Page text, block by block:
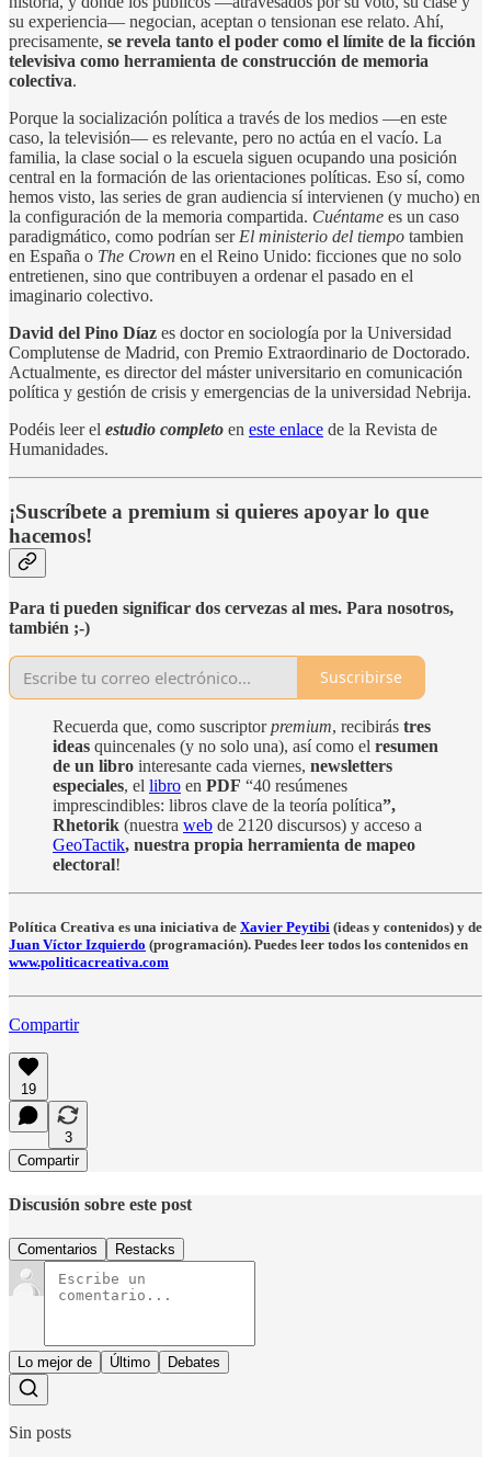
su experiencia— negocian, aceptan o tensionan ese relato. Ahí,
precisamente, se revela tanto el poder como el límite de la ficción
televisiva como herramienta de construcción de memoria
colectiva.
Porque la socialización política a través de los medios —en este
caso, la televisión— es relevante, pero no actúa en el vacío. La
familia, la clase social o la escuela siguen ocupando una posición
central en la formación de las orientaciones políticas. Eso sí, como
hemos visto, las series de gran audiencia sí intervienen (y mucho) en
la configuración de la memoria compartida. Cuéntame es un caso
paradigmático, como podrían ser El ministerio del tiempo tambien
en España o The Crown en el Reino Unido: ficciones que no solo
entretienen, sino que contribuyen a ordenar el pasado en el
imaginario colectivo.
David del Pino Díaz es doctor en sociología por la Universidad
Complutense de Madrid, con Premio Extraordinario de Doctorado.
Actualmente, es director del máster universitario en comunicación
política y gestión de crisis y emergencias de la universidad Nebrija.
Podéis leer el estudio completo en este enlace de la Revista de
Humanidades.
¡Suscríbete a premium si quieres apoyar lo que
hacemos!
Para ti pueden significar dos cervezas al mes. Para nosotros,
también ;-)
Suscribirse
Recuerda que, como suscriptorpremium, recibirás tres
ideas quincenales (y no solo una), así como el resumen
de un libro interesante cada viernes, newsletters
especiales, el libro en PDF “40 resúmenes
imprescindibles: libros clave de la teoría política”,
Rhetorik (nuestra web de 2120 discursos) y acceso a
GeoTactik, nuestra propia herramienta de mapeo
electoral!
Política Creativa es una iniciativa de Xavier Peytibi (ideas y contenidos) y de
Juan Víctor Izquierdo (programación). Puedes leer todos los contenidos en
www.politicacreativa.com
Compartir
19
3
Compartir
Discusión sobre este post
Comentarios Restacks
Lo mejor de Último Debates
Sin posts